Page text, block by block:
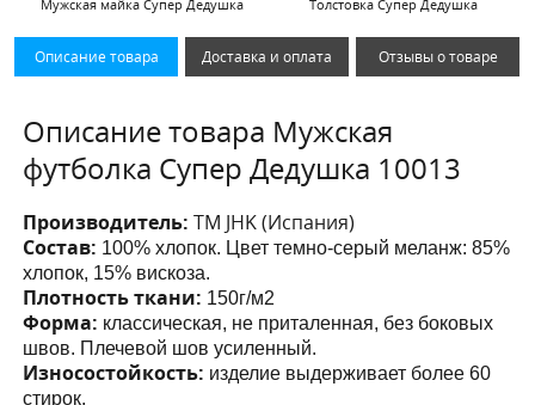
Мужская майка Супер Дедушка Толстовка Супер Дедушка
Описание товара Доставка и оплата Отзывы о товаре
Описание товара Мужская
футболка Супер Дедушка 10013
Производитель:ТМ JHK (Испания)
Состав: 100% хлопок. Цвет темно-серый меланж: 85%
хлопок, 15% вискоза.
Плотность ткани: 150г/м2
Форма: классическая, не приталенная, без боковых
швов. Плечевой шов усиленный.
Износостойкость: изделие выдерживает более 60
стирок.